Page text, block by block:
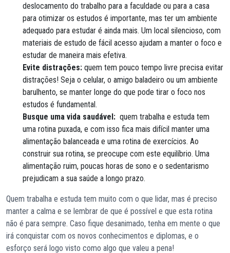
deslocamento do trabalho para a faculdade ou para a casa
para otimizar os estudos é importante, mas ter um ambiente
adequado para estudar é ainda mais. Um local silencioso, com
materiais de estudo de fácil acesso ajudam a manter o foco e
estudar de maneira mais efetiva.
Evite distrações: quem tem pouco tempo livre precisa evitar
distrações! Seja o celular, o amigo baladeiro ou um ambiente
barulhento, se manter longe do que pode tirar o foco nos
estudos é fundamental.
Busque uma vida saudável: quem trabalha e estuda tem
uma rotina puxada, e com isso fica mais difícil manter uma
alimentação balanceada e uma rotina de exercícios. Ao
construir sua rotina, se preocupe com este equilíbrio. Uma
alimentação ruim, poucas horas de sono e o sedentarismo
prejudicam a sua saúde a longo prazo.
Quem trabalha e estuda tem muito com o que lidar, mas é preciso
manter a calma e se lembrar de que é possível e que esta rotina
não é para sempre. Caso fique desanimado, tenha em mente o que
irá conquistar com os novos conhecimentos e diplomas, e o
esforço será logo visto como algo que valeu a pena!